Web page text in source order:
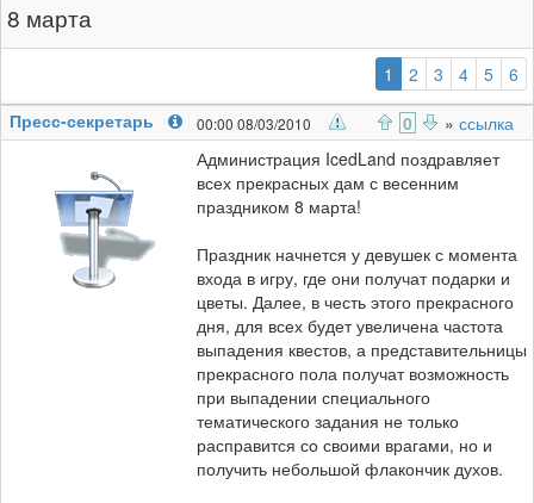
8 марта
1 (выбранная)
2 3 4 5
6
Пресс-секретарь
00:00 08/03/2010 0 » ссылка
Администрация IcedLand поздравляет
всех прекрасных дам с весенним
праздником 8 марта!
Праздник начнется у девушек с момента
входа в игру, где они получат подарки и
цветы. Далее, в честь этого прекрасного
дня, для всех будет увеличена частота
выпадения квестов, а представительницы
прекрасного пола получат возможность
при выпадении специального
тематического задания не только
расправится со своими врагами, но и
получить небольшой флакончик духов.